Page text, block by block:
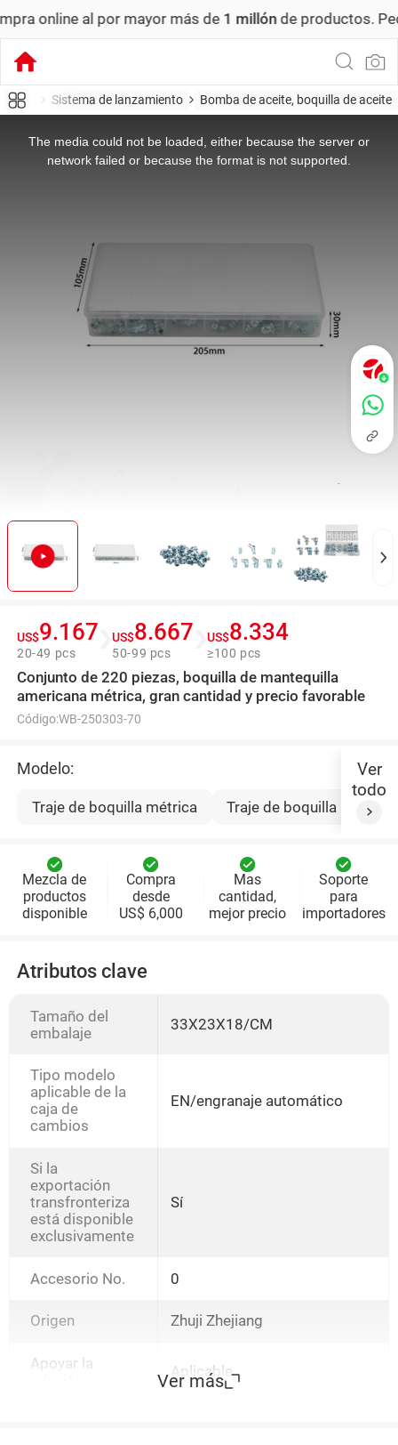
al por mayor más de1 millón de productos. Pedido
Sistema de lanzamiento Bomba de aceite, boquilla de aceite
The media could not be loaded, either because the server or
network failed or because the format is not supported.
US$9.167
20-49 pcs
US$8.667
50-99 pcs
US$8.334
≥100 pcs
Conjunto de 220 piezas, boquilla de mantequilla
americana métrica, gran cantidad y precio favorable
Código:WB-250303-70
Modelo:
Traje de boquilla métrica Traje de boquilla
Ver
todo
Mezcla de
productos
disponible
Compra
desde
US$ 6,000
Mas
cantidad,
mejor precio
Soporte
para
importadores
Atributos clave
Tamaño del
embalaje
33X23X18/CM
Tipo modelo
aplicable de la
caja de
cambios
EN/engranaje automático
Si la
exportación
transfronteriza
está disponible
exclusivamente
Sí
Accesorio No. 0
Origen Zhuji Zhejiang
Apoyar la
Aplicable
Ver más